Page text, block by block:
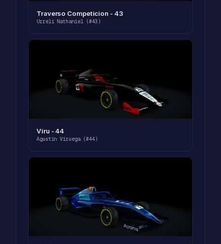
Traverso Competicion - 43
Urreli Nathaniel (#43)
Viru - 44
Agustin Viruega (#44)